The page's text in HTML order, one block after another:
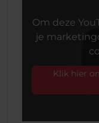
Om deze
je
Klik hier